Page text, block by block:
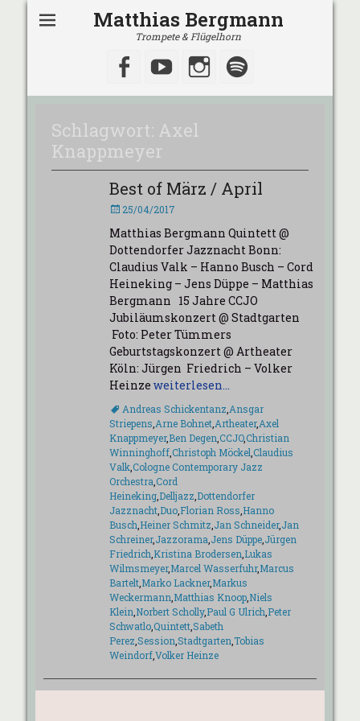
Matthias Bergmann
Trompete & Flügelhorn
Facebook
YouTubeInstagram
Schlagwort: Axel
Knappmeyer
Best of März / April
Veröffentlicht
25/04/2017
Matthias Bergmann Quintett @
Dottendorfer Jazznacht Bonn:
Claudius Valk – Hanno Busch – Cord
Heineking – Jens Düppe – Matthias
Bergmann 15 Jahre CCJO
Jubiläumskonzert @ Stadtgarten
Foto: Peter Tümmers
Geburtstagskonzert @ Artheater
Köln: Jürgen Friedrich – Volker
Heinze weiterlesen…
Schlagworte
Andreas Schickentanz Ansgar
Striepens Arne Bohnet, Artheater,Axel
Knappmeyer,Ben Degen CCJO,Christian
Winninghoff,Christoph Möckel Claudius
Valk,Cologne Contemporary Jazz
Orchestra Cord
Heineking, Delljazz Dottendorfer
Jazznacht, Duo, Florian Ross Hanno
Busch Heiner Schmitz Jan Schneider,Jan
Schreiner,Jazzorama Jens Düppe, Jürgen
Friedrich Kristina Brodersen Lukas
Wilmsmeyer,Marcel Wasserfuhr,Marcus
Bartelt, Marko Lackner,Markus
Weckermann Matthias Knoop, Niels
Klein Norbert Scholly,Paul G Ulrich Peter
Schwatlo,Quintett,Sabeth
Perez Session Stadtgarten Tobias
Weindorf,Volker Heinze